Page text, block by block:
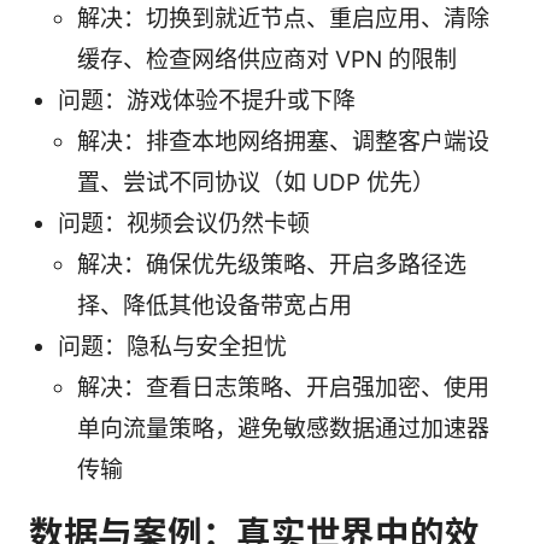
解决：切换到就近节点、重启应用、清除
缓存、检查网络供应商对 VPN 的限制
问题：游戏体验不提升或下降
解决：排查本地网络拥塞、调整客户端设
置、尝试不同协议（如 UDP 优先）
问题：视频会议仍然卡顿
解决：确保优先级策略、开启多路径选
择、降低其他设备带宽占用
问题：隐私与安全担忧
解决：查看日志策略、开启强加密、使用
单向流量策略，避免敏感数据通过加速器
传输
数据与案例：真实世界中的效